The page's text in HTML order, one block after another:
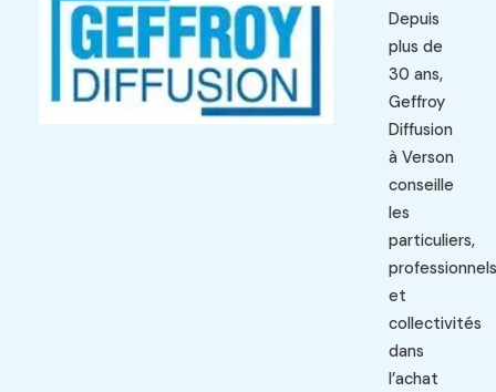
Depuis
plus de
30 ans,
Geffroy
Diffusion
à Verson
conseille
les
particuliers,
professionnels
et
collectivités
dans
l’achat